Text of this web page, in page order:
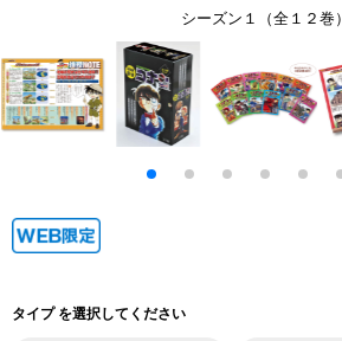
シーズン１（全１２巻）
タイプ を選択してください